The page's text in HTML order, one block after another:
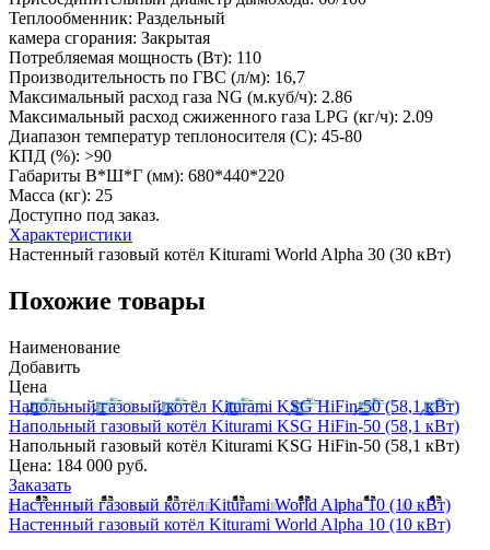
Теплообменник: Раздельный
камера сгорания: Закрытая
Потребляемая мощность (Вт): 110
Производительность по ГВС (л/м): 16,7
Максимальный расход газа NG (м.куб/ч): 2.86
Максимальный расход сжиженного газа LPG (кг/ч): 2.09
Диапазон температур теплоносителя (С): 45-80
КПД (%): >90
Габариты В*Ш*Г (мм): 680*440*220
Масса (кг): 25
Доступно под заказ.
Характеристики
Настенный газовый котёл Kiturami World Alpha 30 (30 кВт)
Похожие товары
Наименование
Добавить
Цена
Напольный газовый котёл Kiturami KSG HiFin-50 (58,1 кВт)
Напольный газовый котёл Kiturami KSG HiFin-50 (58,1 кВт)
Напольный газовый котёл Kiturami KSG HiFin-50 (58,1 кВт)
Цена: 184 000 руб.
Заказать
Настенный газовый котёл Kiturami World Alpha 10 (10 кВт)
Настенный газовый котёл Kiturami World Alpha 10 (10 кВт)